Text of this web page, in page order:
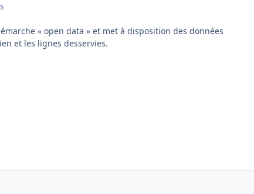
« open data » et met à disposition des données
et les lignes desservies.